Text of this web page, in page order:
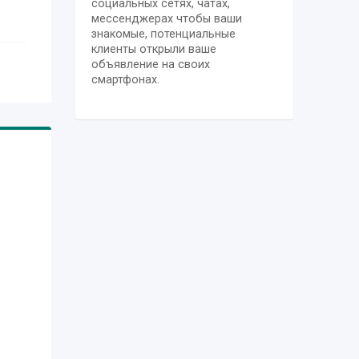
социальных сетях, чатах,
мессенджерах чтобы ваши
знакомые, потенциальные
клиенты открыли ваше
объявление на своих
смартфонах.